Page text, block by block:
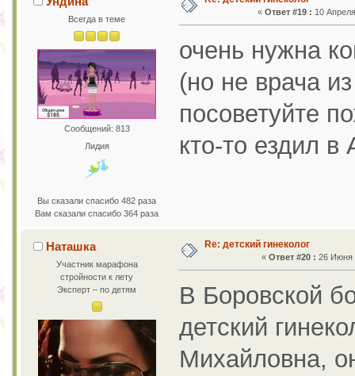
Всегда в теме
Сообщений: 813
Лидия
Вы сказали спасибо 482 раза
Вам сказали спасибо 364 раза
«Ответ #19 : 10
очень нужна
(но не врача
посоветуйте
кто-то ездил в
Наташка
Участник марафона
стройности к лету
Эксперт – по детям
Re: детский гинеколог
« Ответ #20 : 26 Июня
В Боровской
детский
Михайловна,